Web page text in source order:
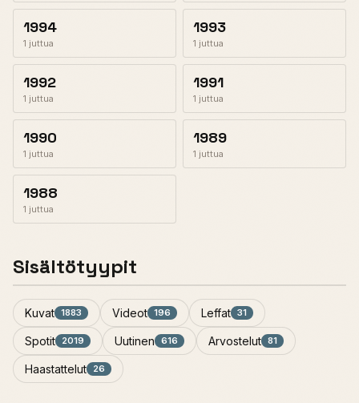
1994
1 juttua
1993
1 juttua
1992
1 juttua
1991
1 juttua
1990
1 juttua
1989
1 juttua
1988
1 juttua
Sisältötyypit
Kuvat 1883 Videot 196 Leffat 31
Spotit 2019 Uutinen 616 Arvostelut 81
Haastattelut 26